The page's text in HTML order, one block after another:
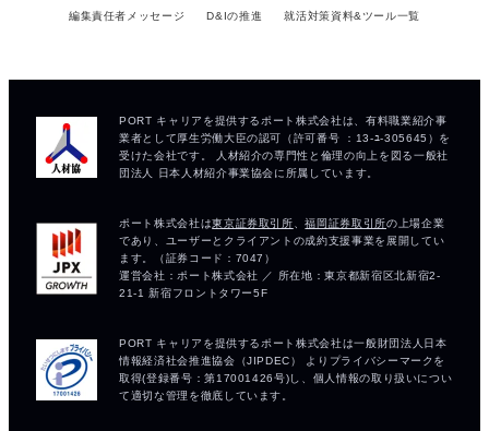
編集責任者メッセージ D&Iの推進 就活対策資料&ツール一覧